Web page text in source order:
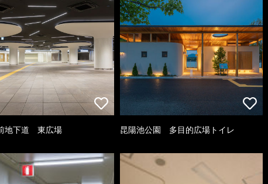
地下道 東広場 昆陽池公園 多目的広場トイレ